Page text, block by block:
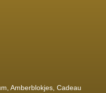
Amberblokjes, Cadeau